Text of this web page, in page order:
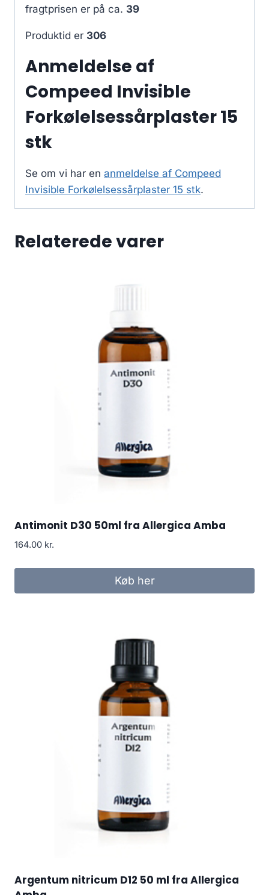
fragtprisen er på ca. 39
Produktid er 306
Anmeldelse af
Compeed Invisible
Forkølelsessårplaster 15
stk
Se om vi har en anmeldelse af Compeed
Invisible Forkølelsessårplaster 15 stk.
Relaterede varer
Antimonit D30 50ml fra Allergica Amba
164.00 kr.
Køb her
Argentum nitricum D12 50 ml fra Allergica